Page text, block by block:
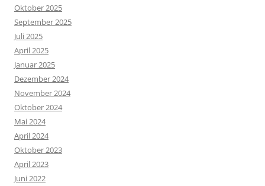
Oktober 2025
September 2025
Juli 2025
April 2025
Januar 2025
Dezember 2024
November 2024
Oktober 2024
Mai 2024
April 2024
Oktober 2023
April 2023
Juni 2022